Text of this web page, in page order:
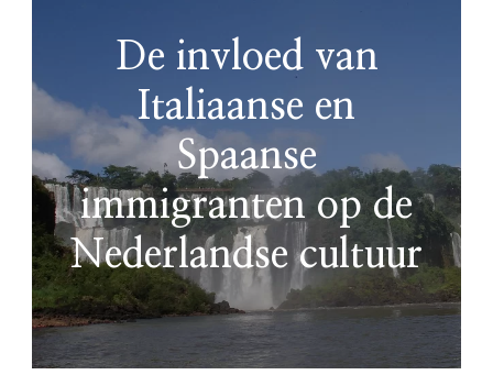
De invloed van
Italiaanse en
Spaanse
immigranten op de
Nederlandse cultuur